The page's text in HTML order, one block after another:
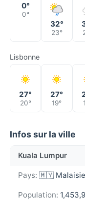
0°
0°
32°
23°
Lisbonne
27°
20°
27°
19°
Infos sur la ville
Kuala Lumpur
Pays: 🇲🇾 Malaisie
Population: